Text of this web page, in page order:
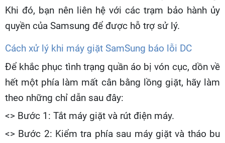
Khi đó, bạn nên liên hệ với các trạm bảo hành ủy
quyền của Samsung để được hỗ trợ sử lý.
Cách xử lý khi máy giặt SamSung báo lỗi DC
Để khắc phục tình trạng quần áo bị vón cục, dồn về
hết một phía làm mất cân bằng lồng giặt, hãy làm
theo những chỉ dẫn sau đây:
<> Bước 1: Tắt máy giặt và rút điện máy.
<> Bước 2: Kiểm tra phía sau máy giặt và tháo bu